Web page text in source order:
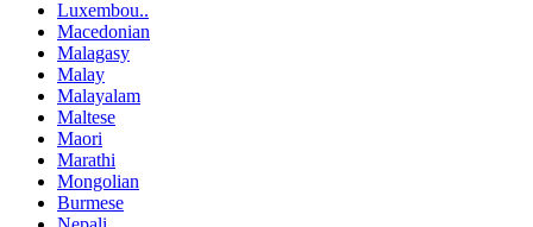
Luxembou..
Macedonian
Malagasy
Malay
Malayalam
Maltese
Maori
Marathi
Mongolian
Burmese